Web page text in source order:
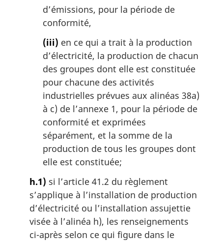
d’émissions, pour la période de
conformité,
(iii) en ce qui a trait à la production
d’électricité, la production de chacun
des groupes dont elle est constituée
pour chacune des activités
industrielles prévues aux alinéas 38a)
à c) de l’annexe 1, pour la période de
conformité et exprimées
séparément, et la somme de la
production de tous les groupes dont
elle est constituée;
h.1) si l’article 41.2 du règlement
s’applique à l’installation de production
d’électricité ou l’installation assujettie
visée à l’alinéa h), les renseignements
ci-après selon ce qui figure dans le